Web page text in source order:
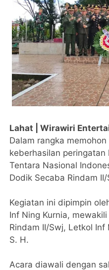
Lahat | Wirawiri
Dalam rangka
keberhasilan
Tentara Nasional
Dodik Secaba Rindam
Kegiatan ini dipimpin
Inf Ning Kurnia,
Rindam II/Swj, Letkol Inf
S. H.
Acara diawali dengan